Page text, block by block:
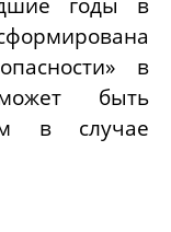
в
быть
в случае